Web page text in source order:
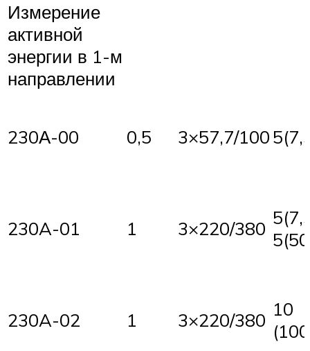
Измерение
активной
энергии в 1-м
направлении
230А-00 0,5 3×57,7/100
230A-01 1 3×220/380
230A-02 1 3×220/380 10